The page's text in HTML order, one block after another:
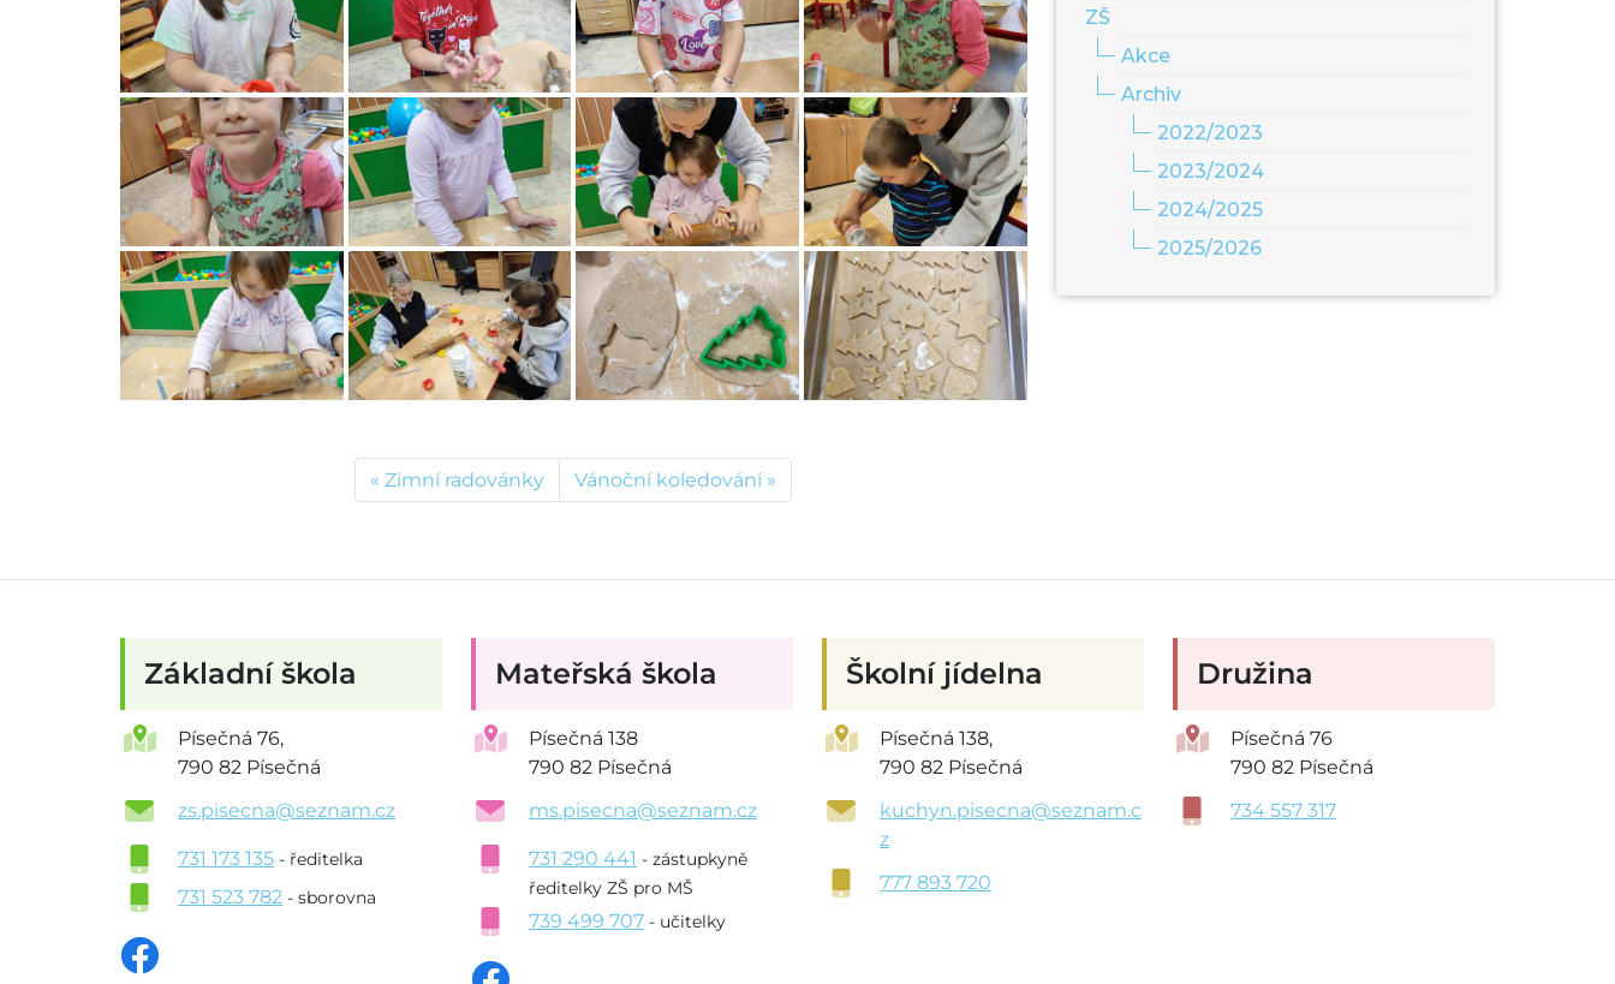
Zimní radovánky Vánoční koledování
ZŠ
Akce
Archiv
2022/2023
2023/2024
2024/2025
2025/2026
Základní škola
Písečná 76,
790 82 Písečná
zs.pisecna@seznam.cz
731 173 135 - ředitelka
731 523 782 - sborovna
Mateřská škola
Písečná 138
790 82 Písečná
ms.pisecna@seznam.cz
731 290 441 - zástupkyně
ředitelky ZŠ pro MŠ
739 499 707 - učitelky
Školní jídelna
Písečná 138,
790 82 Písečná
kuchyn.pisecna@seznam.c
z
777 893 720
Družina
Písečná 76
790 82 Písečná
734 557 317